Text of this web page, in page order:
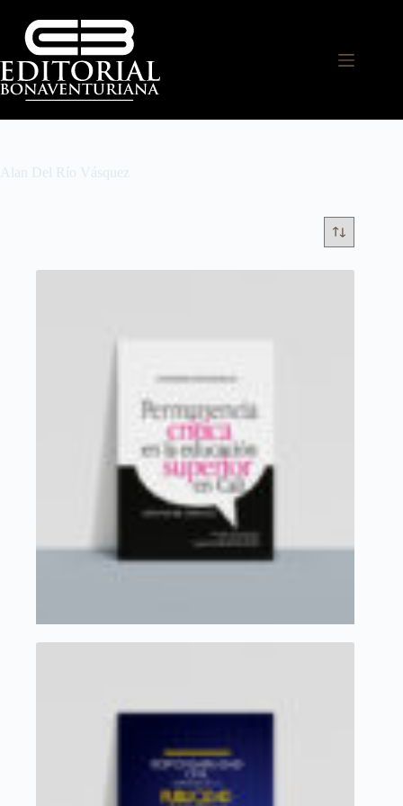
Alan Del Río Vásquez